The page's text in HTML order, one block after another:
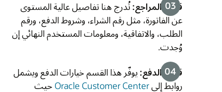
قسم المراجع: تُدرج هنا تفاصيل عالية المستوى
عن الفاتورة، مثل رقم الشراء، وشروط الدفع، ورقم
الطلب، والاتفاقية، ومعلومات المستخدم النهائي إن
وُجدت.
قسم الدفع: يوفّر هذا القسم خيارات الدفع ويشمل
روابط إلىOracle Customer Center حيث